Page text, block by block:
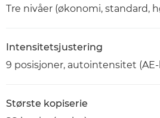
Tre nivåer (økonomi, standard,
Intensitetsjustering
9 posisjoner, autointensitet
Største kopiserie